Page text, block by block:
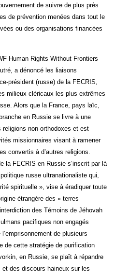
de suivre de plus près
de prévention menées dans tout le
ou des organisations financées
Human Rights Without Frontiers
a dénoncé les liaisons
président (russe) de la FECRIS,
milieux cléricaux les plus extrêmes
Alors que la France, pays laïc,
en Russie se livre à une
non-orthodoxes et est
missionnaires visant à ramener
convertis à d’autres religions.
la FECRIS en Russie s’inscrit par là
russe ultranationaliste qui,
spirituelle », vise à éradiquer toute
étrangère des « terres
des Témoins de Jéhovah
pacifiques non engagés
de plusieurs
de cette stratégie de purification
en Russie, se plaît à répandre
et des discours haineux sur les